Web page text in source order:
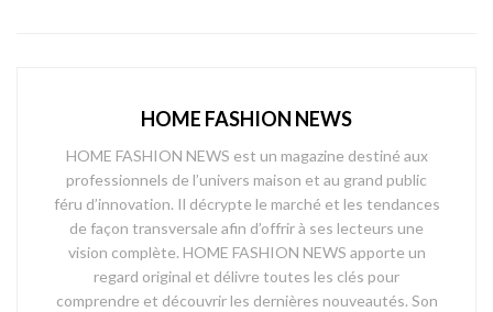
HOME FASHION NEWS
HOME FASHION NEWS est un magazine destiné aux
professionnels de l’univers maison et au grand public
féru d’innovation. Il décrypte le marché et les tendances
de façon transversale afin d’offrir à ses lecteurs une
vision complète. HOME FASHION NEWS apporte un
regard original et délivre toutes les clés pour
comprendre et découvrir les dernières nouveautés. Son